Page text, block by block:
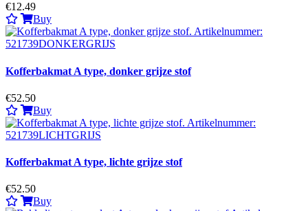
€12.49
Buy
Kofferbakmat A type, donker grijze stof
€52.50
Buy
Kofferbakmat A type, lichte grijze stof
€52.50
Buy